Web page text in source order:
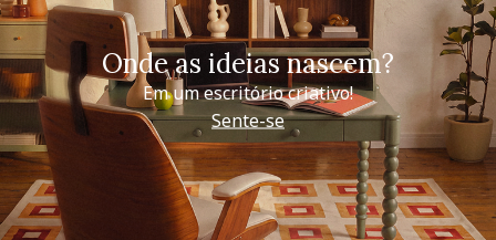
Onde as ideias nascem?
Em um escritório criativo!
Sente-se